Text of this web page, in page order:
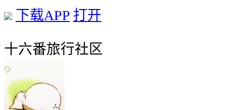
下载APP 打开
十六番旅行社区